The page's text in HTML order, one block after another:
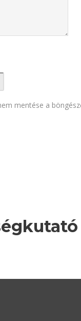
mentése a